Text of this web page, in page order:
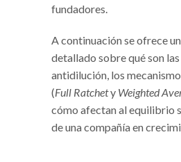
fundadores.
A continuación se ofrece
detallado sobre qué son
antidilución, los
(Full Ratchety Weighted
cómo afectan al equilibrio
de una compañía en